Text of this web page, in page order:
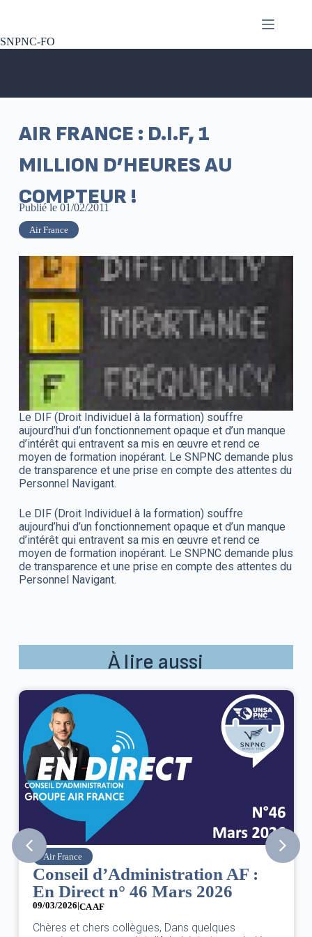
SNPNC-FO
AIR FRANCE : D.I.F, 1
MILLION D’HEURES AU
COMPTEUR !
Publié le 01/02/2011
Air France
Le DIF (Droit Individuel à la formation) souffre
aujourd’hui d’un fonctionnement opaque et d’un manque
d’intérêt qui entravent sa mis en œuvre et rend ce
moyen de formation inopérant. Le SNPNC demande plus
de transparence et une prise en compte des attentes du
Personnel Navigant.
Le DIF (Droit Individuel à la formation) souffre
aujourd’hui d’un fonctionnement opaque et d’un manque
d’intérêt qui entravent sa mis en œuvre et rend ce
moyen de formation inopérant. Le SNPNC demande plus
de transparence et une prise en compte des attentes du
Personnel Navigant.
À lire aussi
Air France
Conseil d’Administration AF :
En Direct n° 46 Mars 2026
09/03/2026|CA AF
Chères et chers collègues, Dans quelques